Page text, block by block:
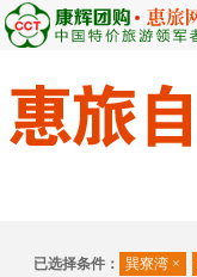
已选择条件： 巽寮湾 ×